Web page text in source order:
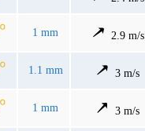
1 mm 2.9 m/s
1.1 mm 3 m/s
1 mm 3 m/s